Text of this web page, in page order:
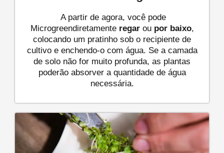
A partir de agora, você pode
Microgreendiretamente regarou por baixo,
colocando um pratinho sob o recipiente de
cultivo e enchendo-o com água. Se a camada
de solo não for muito profunda, as plantas
poderão absorver a quantidade de água
necessária.